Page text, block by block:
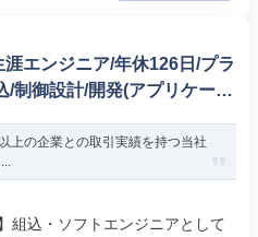
涯エンジニア/年休126日/プラ
/制御設計/開発(アプリケーシ
上の企業との取引実績を持つ当社
組込・ソフトエンジニアとして